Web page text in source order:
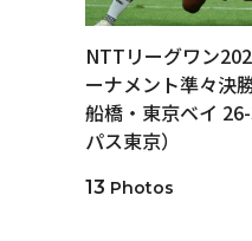
NTTリーグワン
ーナメント準々決
船橋・東京ベイ
パス東京）
13 Photos